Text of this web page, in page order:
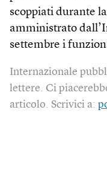
scoppiati durante
amministrato
settembre i
Internazionale
lettere. Ci
articolo. Scrivici a: